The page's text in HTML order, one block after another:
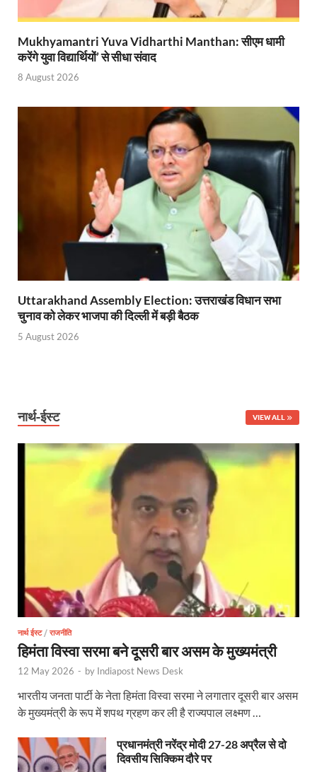
Mukhyamantri Yuva Vidharthi Manthan: सीएम धामी
करेंगे युवा विद्यार्थियों’ से सीधा संवाद
8 August 2026
Uttarakhand Assembly Election: उत्तराखंड विधान सभा
चुनाव को लेकर भाजपा की दिल्ली में बड़ी बैठक
5 August 2026
नार्थ-ईस्ट VIEW ALL
नार्थ ईस्ट/ राजनीति
हिमंता विस्वा सरमा बने दूसरी बार असम के मुख्यमंत्री
12 May 2026 - by Indiapost News Desk
भारतीय जनता पार्टी के नेता हिमंता विस्वा सरमा ने लगातार दूसरी बार असम
के मुख्यमंत्री के रूप में शपथ ग्रहण कर ली है राज्यपाल लक्ष्मण …
प्रधानमंत्री नरेंद्र मोदी 27-28 अप्रैल से दो
दिवसीय सिक्किम दौरे पर